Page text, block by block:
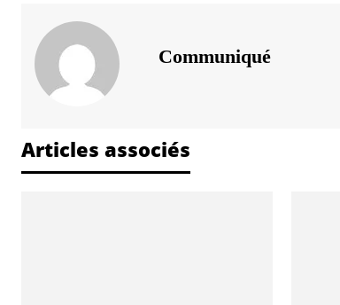
Communiqué
Articles associés